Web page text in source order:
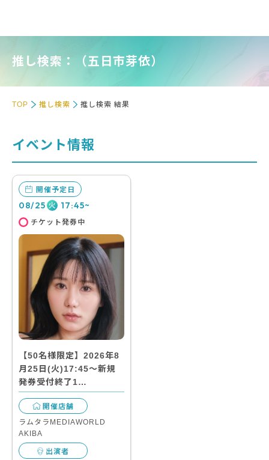
推し検索：（五日市芽依）
TOP 推し検索 推し検索 結果
イベント情報
開催予定日
08/25 火 17:45~
チケット発券中
【50名様限定】2026年8
月25日(火)17:45～新規
発券受付終了1…
開催店舗
ラムタラMEDIAWORLD
AKIBA
出演者